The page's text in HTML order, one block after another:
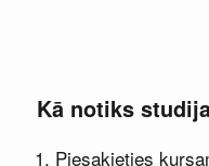
Kā notiks
Piesakieties